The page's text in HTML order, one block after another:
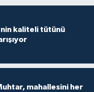
kaliteli tütünü
mahallesini her